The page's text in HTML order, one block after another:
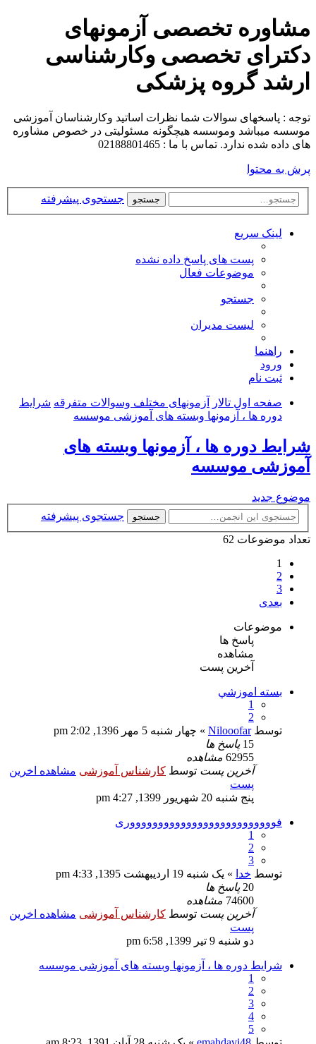
مشاوره تخصصی آزمونهای
دکترای تخصصی وکارشناسی
ارشد گروه پزشکی
توجه : پاسخهای سوالات شما نظرات اساتید وکارشناسان آموزشی
موسسه میباشد وموسسه هیچگونه مسئولیتی در خصوص مشاوره
های داده شده ندارد. تماس با ما : 02188801465
پرش به محتوا
جستجو جستجوی پیشرفته
لینک سریع
پست های پاسخ داده نشده
موضوعات فعال
جستجو
لیست مدیران
راهنما
ورود
ثبت نام
صفحه اول تالار آزمونهای مختلف وسوالات متفرقه شرایط
دوره ها ، آزمونها وبسته های آموزشی موسسه
شرایط دوره ها ، آزمونها وبسته های
آموزشی موسسه
موضوع جدید
جستجو
جستجوی پیشرفته
تعداد موضوعات 62
1
2
3
بعدی
موضوعات
پاسخ ها
مشاهده
آخرین پست
بسته اموزشي
1
2
توسطNilooofar » چهار شنبه 5 مهر 1396, 2:02 pm
15 پاسخ ها
62955 مشاهده
آخرین پست توسط کارشناس آموزشی مشاهده اخرین
پست
پنج شنبه 20 شهریور 1399, 4:27 pm
فووووووووووووووووووووووووووری
1
2
3
توسط خدا » یک شنبه 19 اردیبهشت 1395, 4:33 pm
20 پاسخ ها
74600 مشاهده
آخرین پست توسط کارشناس آموزشی مشاهده اخرین
پست
دو شنبه 9 تیر 1399, 6:58 pm
شرایط دوره ها ، آزمونها وبسته های آموزشی موسسه
1
2
3
4
5